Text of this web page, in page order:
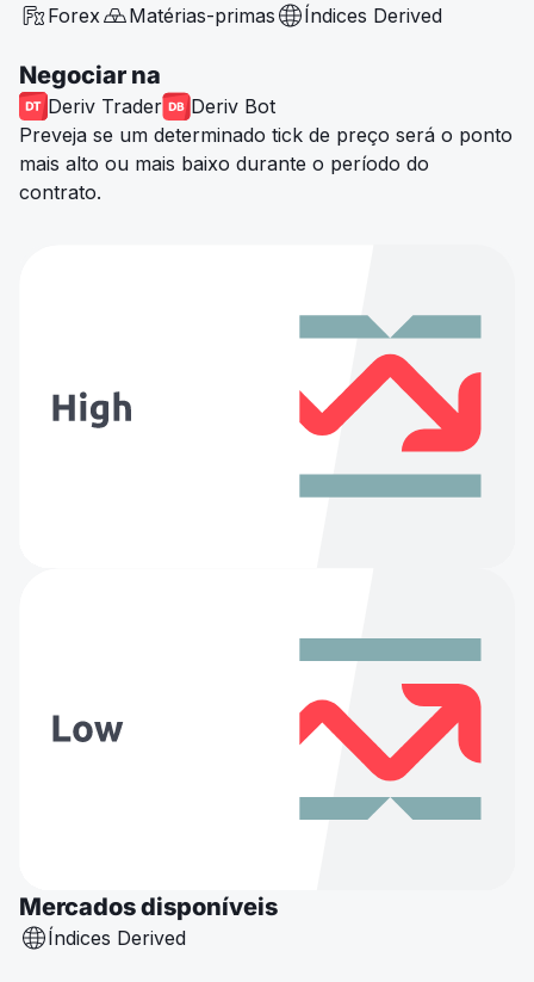
Forex Matérias-primas Índices Derived
Negociar na
Deriv Trader
Deriv Bot
Preveja se um determinado tick de preço será o ponto
mais alto ou mais baixo durante o período do
contrato.
Mercados disponíveis
Índices Derived